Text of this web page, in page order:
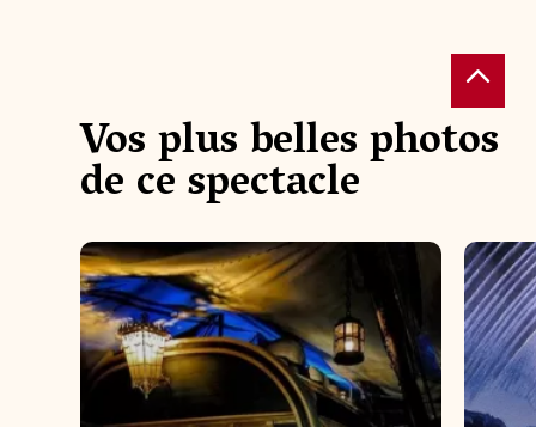
Vos plus belles photos
de ce spectacle
@__world.of.photograph
#ship #shadow #boat #puydufou #nofil
ter #light